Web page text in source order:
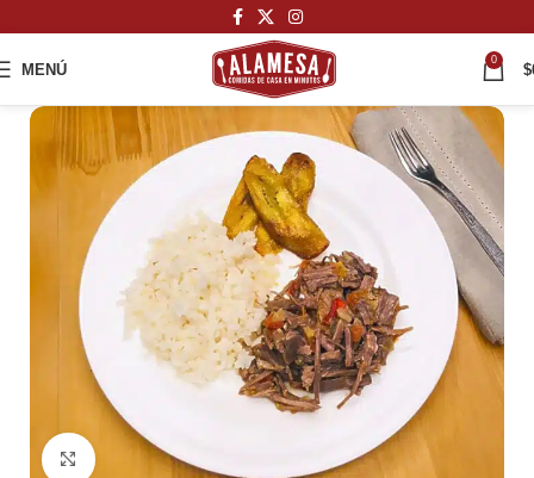
MENÚ
0
$
Haga Click para agrandar